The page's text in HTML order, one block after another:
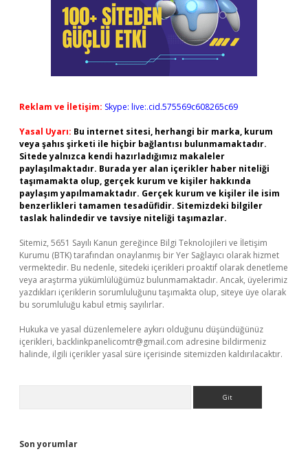
Reklam ve İletişim: Skype: live:.cid.575569c608265c69
Yasal Uyarı: Bu internet sitesi, herhangi bir marka, kurum
veya şahıs şirketi ile hiçbir bağlantısı bulunmamaktadır.
Sitede yalnızca kendi hazırladığımız makaleler
paylaşılmaktadır. Burada yer alan içerikler haber niteliği
taşımamakta olup, gerçek kurum ve kişiler hakkında
paylaşım yapılmamaktadır. Gerçek kurum ve kişiler ile isim
benzerlikleri tamamen tesadüfidir. Sitemizdeki bilgiler
taslak halindedir ve tavsiye niteliği taşımazlar.
Sitemiz, 5651 Sayılı Kanun gereğince Bilgi Teknolojileri ve İletişim
Kurumu (BTK) tarafından onaylanmış bir Yer Sağlayıcı olarak hizmet
vermektedir. Bu nedenle, sitedeki içerikleri proaktif olarak denetleme
veya araştırma yükümlülüğümüz bulunmamaktadır. Ancak, üyelerimiz
yazdıkları içeriklerin sorumluluğunu taşımakta olup, siteye üye olarak
bu sorumluluğu kabul etmiş sayılırlar.
Hukuka ve yasal düzenlemelere aykırı olduğunu düşündüğünüz
içerikleri, backlinkpanelicomtr@gmail.com adresine bildirmeniz
halinde, ilgili içerikler yasal süre içerisinde sitemizden kaldırılacaktır.
Son yorumlar